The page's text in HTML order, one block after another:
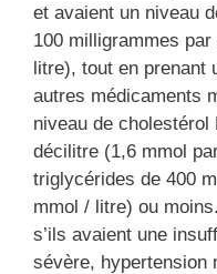
et avaient un niveau
100 milligrammes
litre), tout en prenant
autres médicaments
niveau de cholestérol
décilitre (1,6 mmol
triglycérides de 400
mmol / litre) ou
s’ils avaient une
sévère, hypertension